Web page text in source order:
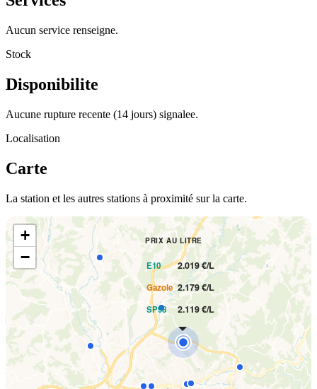
Aucun service renseigne.
Stock
Disponibilite
Aucune rupture recente (14 jours) signalee.
Localisation
Carte
La station et les autres stations à proximité sur la carte.
PRIX AU LITRE
E10 2.019 €/L
Gazole 2.179 €/L
SP98 2.119 €/L
+
−